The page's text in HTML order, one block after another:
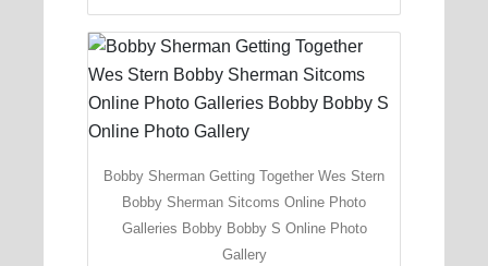
Bobby Sherman Getting Together Wes Stern
Bobby Sherman Sitcoms Online Photo
Galleries Bobby Bobby S Online Photo
Gallery